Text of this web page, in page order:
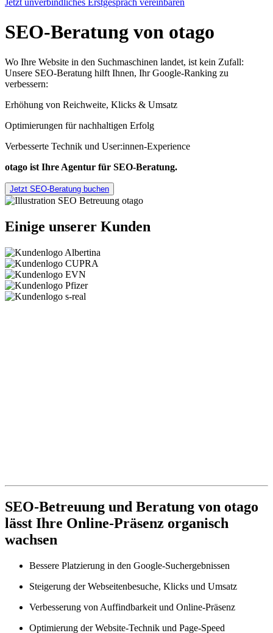
Jetzt unverbindliches Erstgespräch vereinbaren
SEO-Beratung von otago
Wo Ihre Website in den Suchmaschinen landet, ist kein Zufall:
Unsere SEO-Beratung hilft Ihnen, Ihr Google-Ranking zu
verbessern:
Erhöhung von Reichweite, Klicks & Umsatz
Optimierungen für nachhaltigen Erfolg
Verbesserte Technik und User:innen-Experience
otago ist Ihre Agentur für SEO-Beratung.
Jetzt SEO-Beratung buchen
Einige unserer Kunden
SEO-Betreuung und Beratung von otago
lässt Ihre Online-Präsenz organisch
wachsen
Bessere Platzierung in den Google-Suchergebnissen
Steigerung der Webseitenbesuche, Klicks und Umsatz
Verbesserung von Auffindbarkeit und Online-Präsenz
Optimierung der Website-Technik und Page-Speed